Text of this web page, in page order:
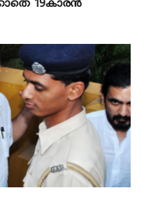
19കാരന്‍